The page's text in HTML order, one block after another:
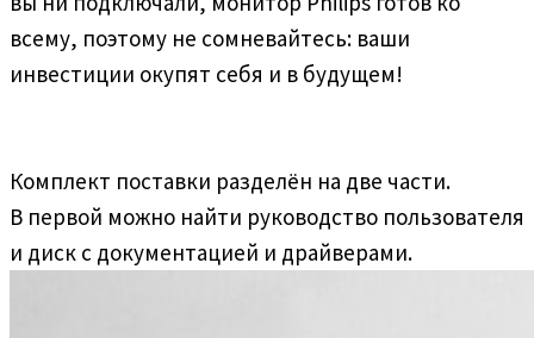
всему, поэтому не сомневайтесь: ваши
инвестиции окупят себя и в будущем!
Комплект поставки разделён на две части.
В первой можно найти руководство пользователя
и диск с документацией и драйверами.